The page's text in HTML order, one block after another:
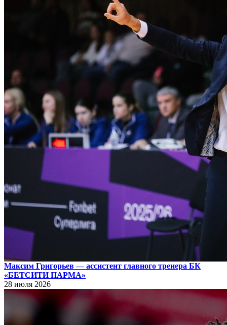
Максим Григорьев — ассистент главного тренера БК
«БЕТСИТИ ПАРМА»
28 июля 2026